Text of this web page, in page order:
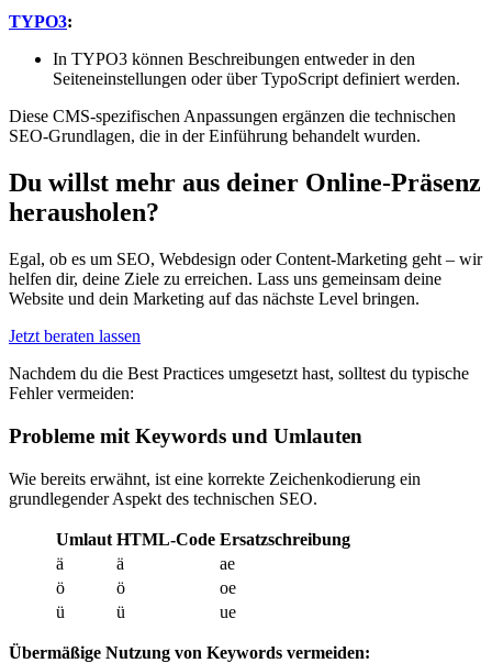
TYPO3:
In TYPO3 können Beschreibungen entweder in den
Seiteneinstellungen oder über TypoScript definiert werden.
Diese CMS-spezifischen Anpassungen ergänzen die technischen
SEO-Grundlagen, die in der Einführung behandelt wurden.
Du willst mehr aus deiner Online-Präsenz
herausholen?
Egal, ob es um SEO, Webdesign oder Content-Marketing geht – wir
helfen dir, deine Ziele zu erreichen. Lass uns gemeinsam deine
Website und dein Marketing auf das nächste Level bringen.
Jetzt beraten lassen
Nachdem du die Best Practices umgesetzt hast, solltest du typische
Fehler vermeiden:
Probleme mit Keywords und Umlauten
Wie bereits erwähnt, ist eine korrekte Zeichenkodierung ein
grundlegender Aspekt des technischen SEO.
Umlaut HTML-Code Ersatzschreibung
ä
ä
ae
ö
ö
oe
ü
ü ue
Übermäßige Nutzung von Keywords vermeiden: